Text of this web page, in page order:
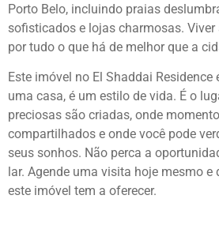
Porto Belo, incluindo praias
sofisticados e lojas charmosas. Viver
por tudo o que há de melhor que a
Este imóvel no El Shaddai
uma casa, é um estilo de vida. É o
preciosas são criadas, onde
compartilhados e onde você pode
seus sonhos. Não perca a
lar. Agende uma visita hoje mesmo e
este imóvel tem a oferecer.